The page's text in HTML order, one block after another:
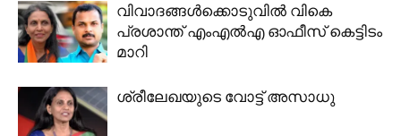
വിവാദങ്ങൾക്കൊടുവിൽ വികെ
പ്രശാന്ത് എംഎൽഎ ഓഫീസ് കെട്ടിടം
മാറി
ശ്രീലേഖയുടെ വോട്ട് അസാധു